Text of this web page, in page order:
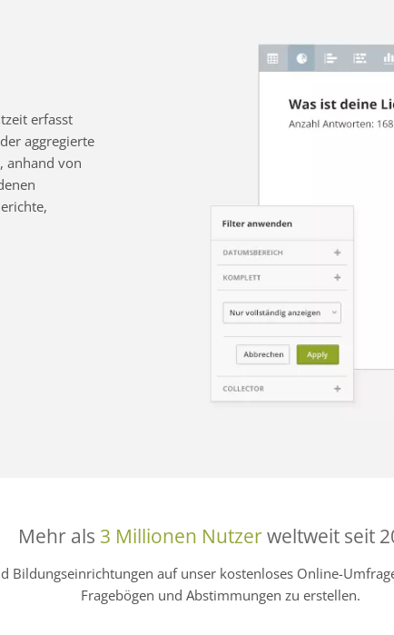
erfasst
aggregierte
anhand von
Mehr als 3 Millionen Nutzerweltweit seit
auf unser kostenloses Online-
Fragebögen und Abstimmungen zu erstellen.